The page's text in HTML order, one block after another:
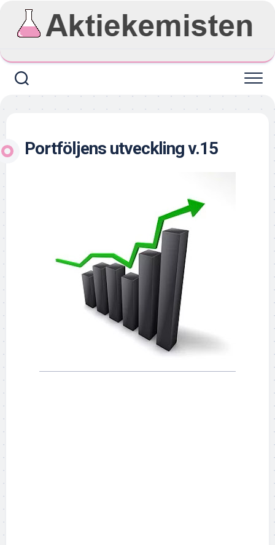
content
Portföljens utveckling v.15